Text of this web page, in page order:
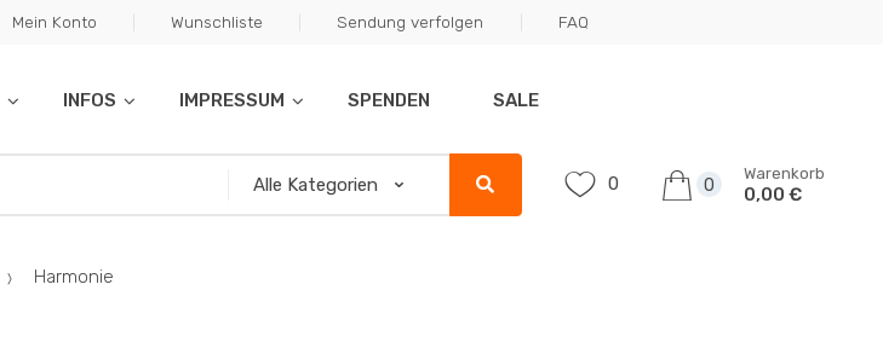
Mein Konto Wunschliste Sendung verfolgen FAQ
INFOS IMPRESSUM SPENDEN SALE
0 0
Warenkorb
0,00 €
Harmonie